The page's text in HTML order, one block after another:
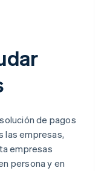
de pagos
las empresas,
empresas
persona y en